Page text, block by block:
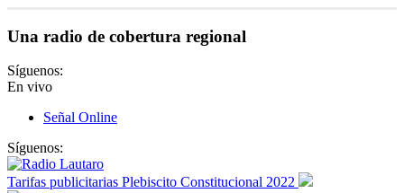
Una radio de cobertura regional
Síguenos:
En vivo
Señal Online
Síguenos:
Tarifas publicitarias Plebiscito Constitucional 2022